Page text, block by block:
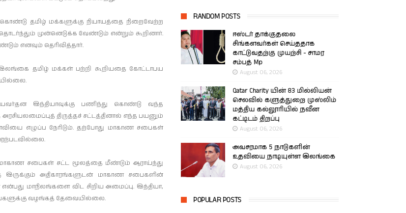
தமிழ் மக்களுக்கு நியாயத்தை நிறைவேற்ற
முன்னெடுக்க வேண்டும் என்றும் கூறினார்.
எனவும் தெரிவித்தார்.
தமிழ் மக்கள் பற்றி கூறியதை கோட்டாபய
இந்தியாவுக்கு பணிந்து கொண்டு வந்த
திருத்தச் சட்டத்தினால் எந்த பயனும்
எழுப்ப நேரிடும். தற்போது மாகாண சபைகள்
மாகாண சபைகள் சட்ட மூலத்தை மீண்டும் ஆராய்ந்து
இருக்கும் அதிகாரங்களுடன் மாகாண சபைகளின்
மாநிலங்களை விட சிறிய அமைப்பு. இந்தியா,
வழங்கத் தேவையில்லை.
RANDOM POSTS
ஈஸ்டர் தாக்குதலை
சிங்களவர்கள் செய்ததாக
காட்டுவதற்கு முயற்சி - சாமர
சம்பத் Mp
August 06, 2026
Qatar Charity யின் 83 மில்லியன்
செலவில் களுத்துறை முஸ்லிம்
மத்திய கல்லூரியில் நவீன
கட்டிடம் திறப்பு
August 06, 2026
அவசரமாக 5 நாடுகளின்
உதவியை நாடியுள்ள இலங்கை
August 06, 2026
POPULAR POSTS